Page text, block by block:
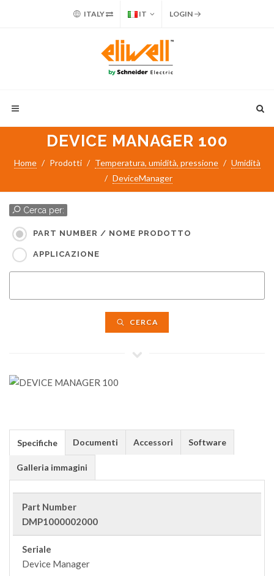
ITALY IT LOGIN
DEVICE MANAGER 100
Home Prodotti Temperatura, umidità, pressione
Umidità
DeviceManager
Cerca per:
PART NUMBER / NOME PRODOTTO
APPLICAZIONE
CERCA
Specifiche Documenti Accessori Software
Galleria immagini
Part Number
DMP1000002000
Seriale
Device Manager